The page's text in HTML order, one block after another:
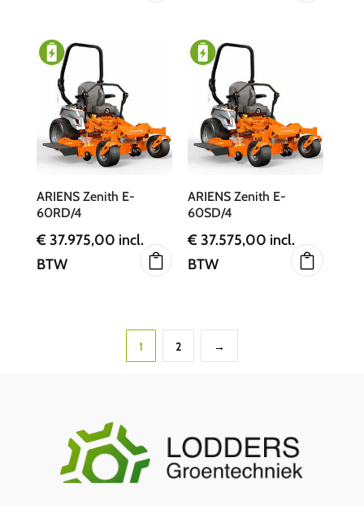
ARIENS Zenith E-
60RD/4
€ 37.975,00 incl.
BTW
ARIENS Zenith E-
60SD/4
€ 37.575,00 incl.
BTW
1 2 →